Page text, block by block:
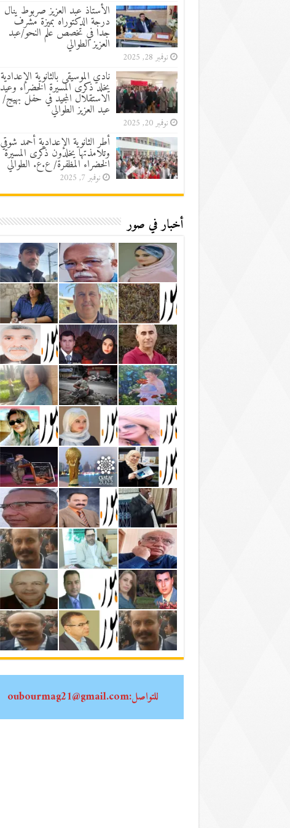
الأستاذ عبد العزيز صربوط ينال
درجة الدكتوراه بميزة مشرف
جدا في تخصص علم النحو/عبد
العزيز الطوالي
نوفمبر 28, 2025
نادي الموسيقى بالثانوية الإعدادية
يخلد ذكرى المسيرة الخضراء وعيد
الاستقلال المجيد في حفل بهيج/
عبد العزيز الطوالي
نوفمبر 20, 2025
أطر الثانوية الإعدادية أحمد شوقي
وتلامذتها يخلدون ذكرى المسيرة
الخضراء المظفرة/ ع.ع. الطوالي
نوفمبر 7, 2025
أخبار في صور
للتواصل:oubourmag21@gmail.com